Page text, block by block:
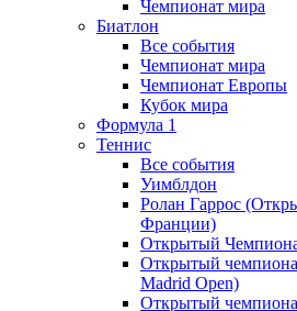
Чемпионат мира
Биатлон
Все события
Чемпионат мира
Чемпионат Европы
Кубок мира
Формула 1
Теннис
Все события
Уимблдон
Ролан Гаррос
Франции)
Открытый
Открытый
Madrid Open)
Открытый